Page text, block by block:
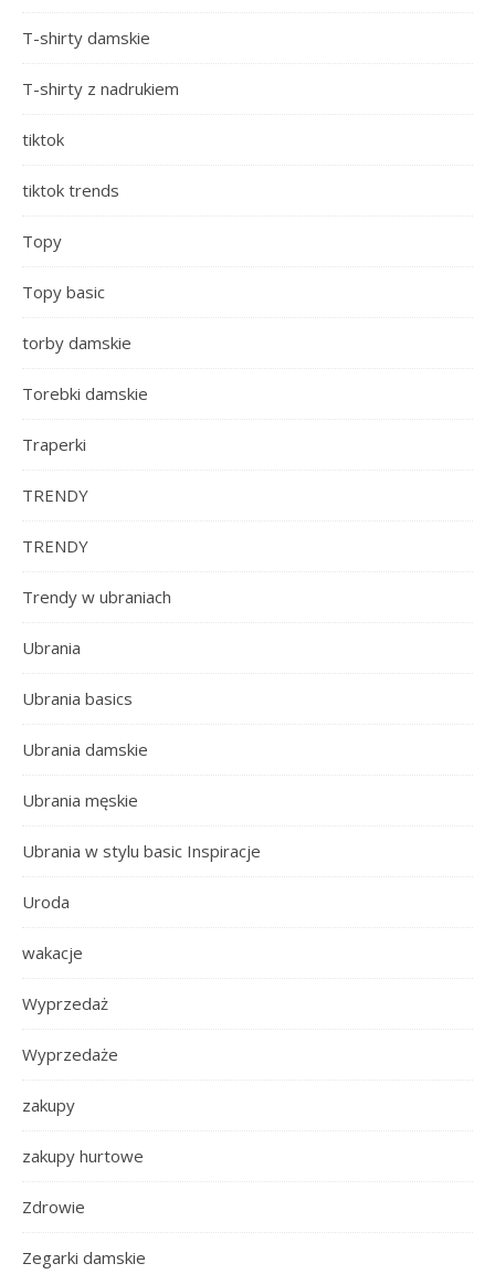
T-shirty damskie
T-shirty z nadrukiem
tiktok
tiktok trends
Topy
Topy basic
torby damskie
Torebki damskie
Traperki
TRENDY
TRENDY
Trendy w ubraniach
Ubrania
Ubrania basics
Ubrania damskie
Ubrania męskie
Ubrania w stylu basic Inspiracje
Uroda
wakacje
Wyprzedaż
Wyprzedaże
zakupy
zakupy hurtowe
Zdrowie
Zegarki damskie